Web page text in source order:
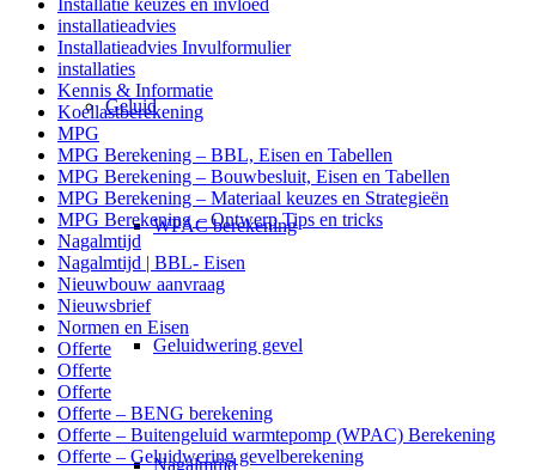
Geluid
WPAC berekening
Geluidwering gevel
Nagalmtijd
installatieadvies
Installatieadvies Invulformulier
installaties
Kennis & Informatie
Koellastberekening
MPG
MPG Berekening – BBL, Eisen en Tabellen
MPG Berekening – Bouwbesluit, Eisen en Tabellen
MPG Berekening – Materiaal keuzes en Strategieën
MPG Berekening – Ontwerp Tips en tricks
Nagalmtijd
Nagalmtijd | BBL- Eisen
Nieuwbouw aanvraag
Nieuwsbrief
Normen en Eisen
Offerte
Offerte
Offerte
Offerte – BENG berekening
Offerte – Buitengeluid warmtepomp (WPAC) Berekening
Offerte – Geluidwering gevelberekening